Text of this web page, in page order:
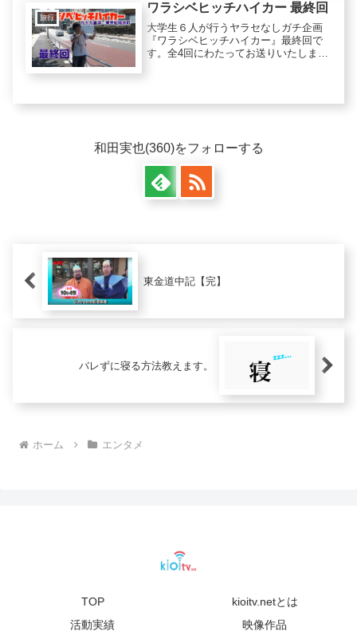
旅行
ワラシベヒッチハイカー 最終回
大学生６人が行うヤラセなしガチ企画
『ワラシベヒッチハイカー』最終回で
す。全4回にわたってお送りいたしまし
り、わらしべをやっとしたり、騙さ
和田実也(360)をフォローする
東金道中記【完】
バレずに寝る方法教えます。
ホーム エンタメ
TOP
kioitv.netとは
活動実績
映像作品